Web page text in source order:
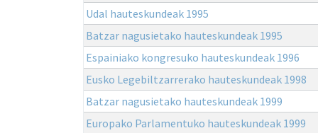
Udal hauteskundeak 1995
Batzar nagusietako hauteskundeak 1995
Espainiako kongresuko hauteskundeak 1996
Eusko Legebiltzarrerako hauteskundeak 1998
Batzar nagusietako hauteskundeak 1999
Europako Parlamentuko hauteskundeak 1999